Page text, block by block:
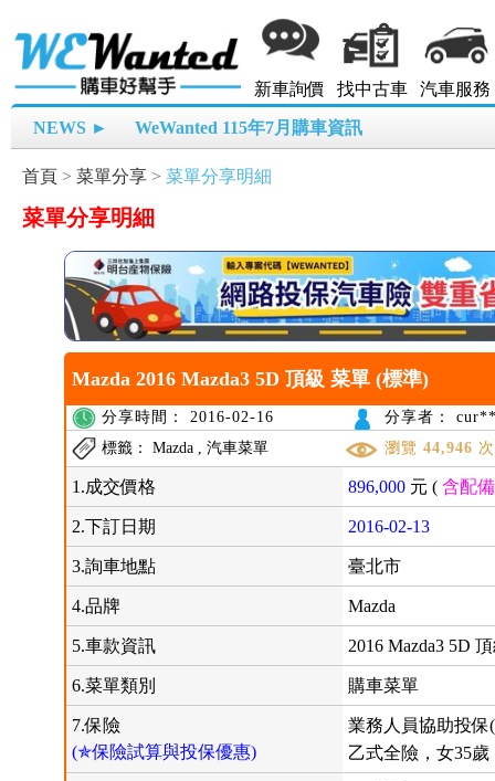
新車詢價 找中古車 汽車服務
NEWS ► WeWanted 115年7月購車資訊
首頁 > 菜單分享 > 菜單分享明細
菜單分享明細
Mazda 2016 Mazda3 5D 頂級 菜單 (標準)
分享時間： 2016-02-16
分享者：
標籤： Mazda , 汽車菜單
瀏覽 44,946 次
1.成交價格 896,000 元 (含配備
2.下訂日期 2016-02-13
3.詢車地點 臺北市
4.品牌 Mazda
5.車款資訊 2016 Mazda3 5D
6.菜單類別 購車菜單
7.保險
(✯保險試算與投保優惠)
業務人員協助投保
乙式全險，女35歲